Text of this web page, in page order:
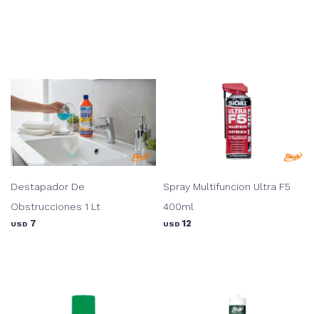
Destapador De
Obstrucciones 1 Lt
USD 7
Spray Multifuncion Ultra F5
400ml
USD 12